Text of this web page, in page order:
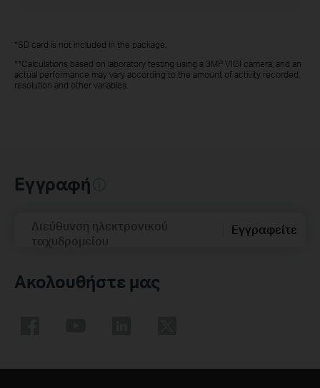
*SD card is not included in the package.
**Calculations based on laboratory testing using a 3MP VIGI camera, and an
actual performance may vary according to the amount of activity recorded,
resolution and other variables.
Εγγραφή
Διεύθυνση ηλεκτρονικού
ταχυδρομείου
Εγγραφείτε
Ακολουθήστε μας